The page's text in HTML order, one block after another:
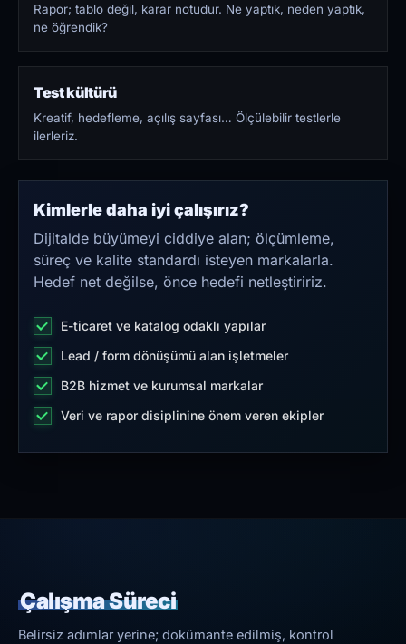
Rapor; tablo değil, karar notudur. Ne yaptık, neden yaptık,
ne öğrendik?
Test kültürü
Kreatif, hedefleme, açılış sayfası… Ölçülebilir testlerle
ilerleriz.
Kimlerle daha iyi çalışırız?
Dijitalde büyümeyi ciddiye alan; ölçümleme,
süreç ve kalite standardı isteyen markalarla.
Hedef net değilse, önce hedefi netleştiririz.
E-ticaret ve katalog odaklı yapılar
Lead / form dönüşümü alan işletmeler
B2B hizmet ve kurumsal markalar
Veri ve rapor disiplinine önem veren ekipler
Çalışma Süreci
Belirsiz adımlar yerine; dokümante edilmiş, kontrol